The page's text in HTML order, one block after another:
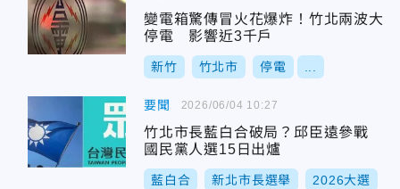
變電箱驚傳冒火花爆炸！竹北兩波大
停電 影響近3千戶
新竹 竹北市 停電
要聞
竹北市長藍白合破局？邱臣遠參戰
國民黨人選15日出爐
藍白合 新北市長選舉 2026大選
2026/06/04 10:27